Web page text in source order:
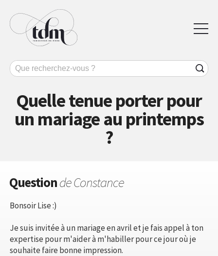
Quelle tenue porter pour
un mariage au printemps
?
Questionde Constance
Bonsoir Lise :)
Je suis invitée à un mariage en avril et je fais appel à ton
expertise pour m'aider à m'habiller pour ce jour où je
souhaite faire bonne impression.